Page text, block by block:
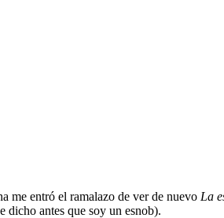
me entró el ramalazo de ver de nuevo La
dicho antes que soy un esnob).